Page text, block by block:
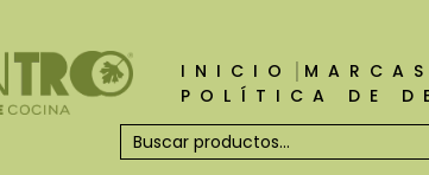
INICIO
MARCAS
POLÍTICA DE